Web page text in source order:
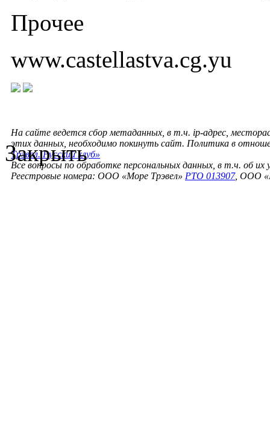
Прочее
www.castellastva.cg.yu
На сайте ведется сбор метаданных, в т.ч. ip-адрес,
этих данных, необходимо покинуть сайт. Политика в
Трэвел. Русский клуб»
Все вопросы по обработке персональных данных, в т.ч. об их
Реестровые номера: ООО «Море Трэвел» РТО 013907, ООО
Закрыть